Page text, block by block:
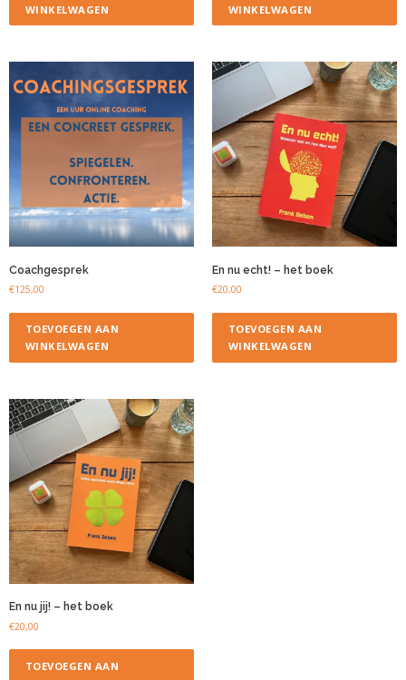
WINKELWAGEN
WINKELWAGEN
Coachgesprek
€125,00
TOEVOEGEN AAN
WINKELWAGEN
En nu echt! – het boek
€20,00
TOEVOEGEN AAN
WINKELWAGEN
En nu jij! – het boek
€20,00
TOEVOEGEN AAN